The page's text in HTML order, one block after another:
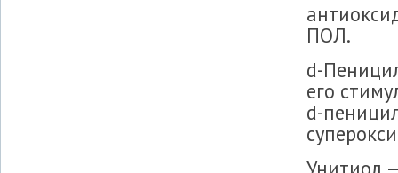
ПОЛ.
d-
его
d-